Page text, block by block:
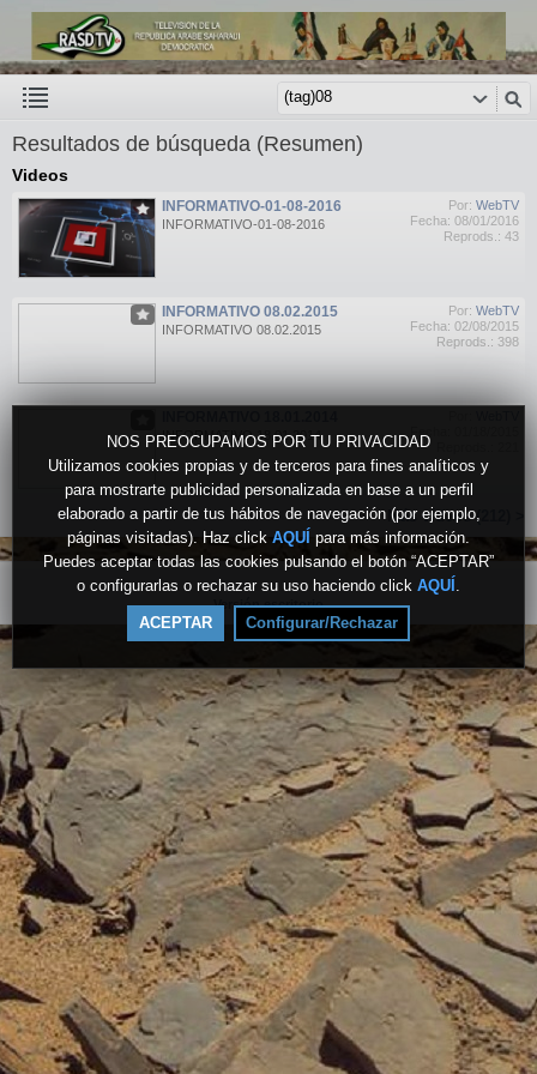
NOS PREOCUPAMOS POR TU PRIVACIDAD
Utilizamos cookies propias y de terceros para fines analíticos y
para mostrarte publicidad personalizada en base a un perfil
elaborado a partir de tus hábitos de navegación (por ejemplo,
páginas visitadas). Haz click AQUÍ para más información.
Puedes aceptar todas las cookies pulsando el botón “ACEPTAR”
o configurarlas o rechazar su uso haciendo click AQUÍ .
ACEPTAR Configurar/Rechazar
Resultados de búsqueda (Resumen)
Videos
Por: WebTV
Fecha: 08/01/2016
Reprods.: 43
INFORMATIVO-01-08-2016
INFORMATIVO-01-08-2016
Por: WebTV
Fecha: 02/08/2015
Reprods.: 398
INFORMATIVO 08.02.2015
INFORMATIVO 08.02.2015
INFORMATIVO 18.01.2014
Más vídeos (212) >
Versión escritorio